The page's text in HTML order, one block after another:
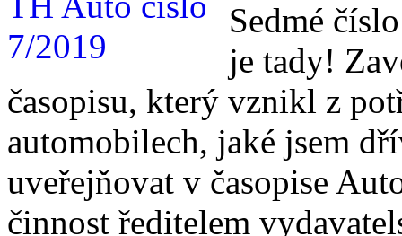
Sedmé
je tady!
časopisu, který vznikl z
automobilech, jaké jsem
uveřejňovat v časopise
činnost ředitelem